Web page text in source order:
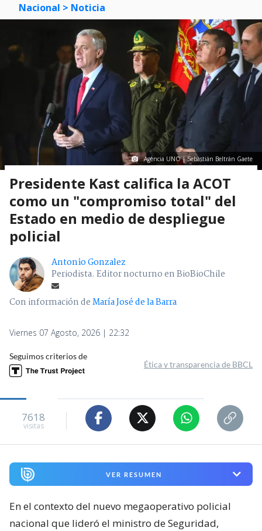
Nacional > Noticia
Agencia UNO | Sebastián Beltrán Gaete
Presidente Kast califica la ACOT
como un "compromiso total" del
Estado en medio de despliegue
policial
Antonio Gonzalez
Periodista. Editor nocturno en BioBioChile
Con información deMaría José de la Barra
Viernes 07 Agosto, 2026 | 22:32
Seguimos criterios de
Ética y transparencia de BBCL
7618
visitas
VER RESUMEN
En el contexto del nuevo megaoperativo policial
nacional que lideró el ministro de Seguridad,